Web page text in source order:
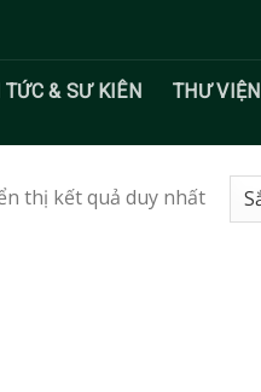
TỨC & SƯ KIÊN THƯ VIỆN
thị kết quả duy nhất